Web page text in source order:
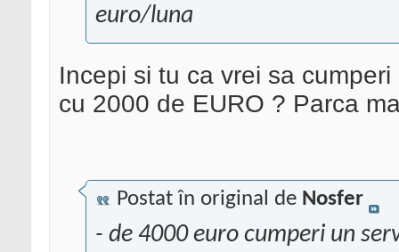
euro/luna
Incepi si tu ca vrei sa
cu 2000 de EURO ? Parca
Postat în original de Nosfer
- de 4000 euro cumperi un